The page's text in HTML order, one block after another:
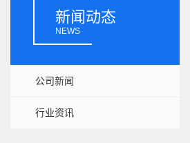
新闻动态
NEWS
公司新闻
行业资讯